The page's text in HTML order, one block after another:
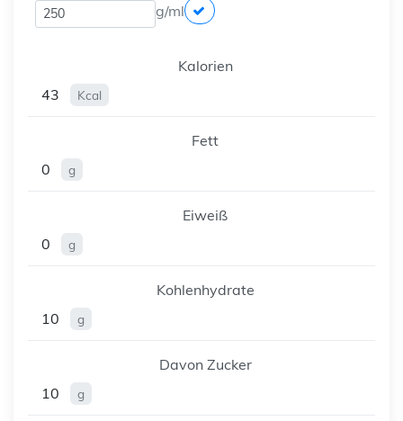
g/ml
Kalorien
43
Kcal
Fett
0
g
Eiweiß
0
g
Kohlenhydrate
10
g
Davon Zucker
10
g